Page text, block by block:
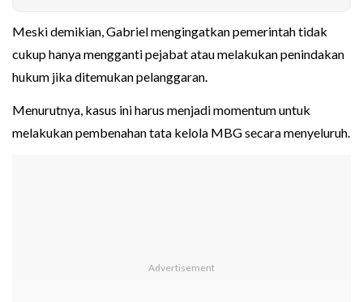
Meski demikian, Gabriel mengingatkan pemerintah tidak
cukup hanya mengganti pejabat atau melakukan penindakan
hukum jika ditemukan pelanggaran.
Menurutnya, kasus ini harus menjadi momentum untuk
melakukan pembenahan tata kelola MBG secara menyeluruh.